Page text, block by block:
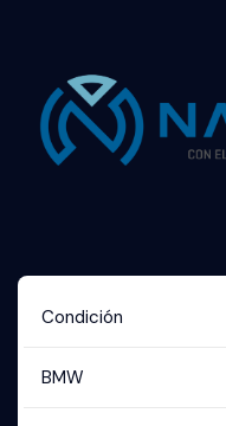
Condición
BMW